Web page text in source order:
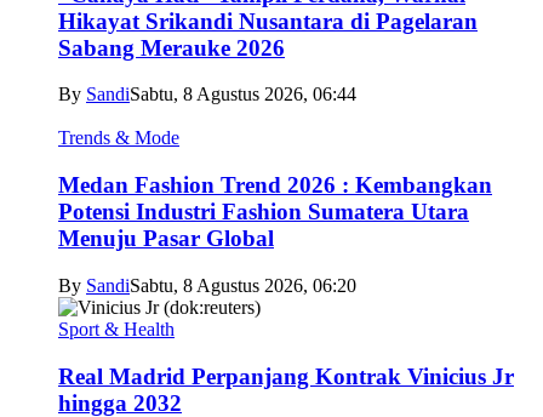
Hikayat Srikandi Nusantara di Pagelaran
Sabang Merauke 2026
By SandiSabtu, 8 Agustus 2026, 06:44
Trends & Mode
Medan Fashion Trend 2026 : Kembangkan
Potensi Industri Fashion Sumatera Utara
Menuju Pasar Global
By SandiSabtu, 8 Agustus 2026, 06:20
Sport & Health
Real Madrid Perpanjang Kontrak Vinicius Jr
hingga 2032